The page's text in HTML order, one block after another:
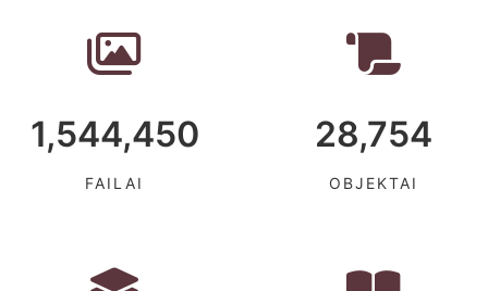
1,544,450
FAILAI
28,754
OBJEKTAI